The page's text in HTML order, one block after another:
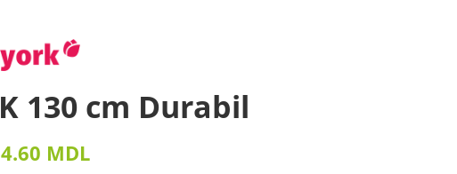
130 cm Durabil
MDL